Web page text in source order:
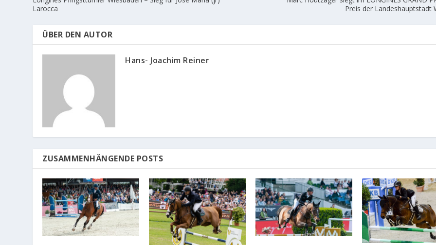
Larocca
Preis der Landeshauptstadt
ÜBER DEN AUTOR
Hans- Joachim Reiner
ZUSAMMENHÄNGENDE POSTS